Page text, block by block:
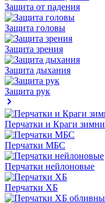
Защита от падения
Защита головы
Защита зрения
Защита дыхания
Защита рук
Перчатки и Краги
Перчатки МБС
Перчатки нейлоновые
Перчатки ХБ